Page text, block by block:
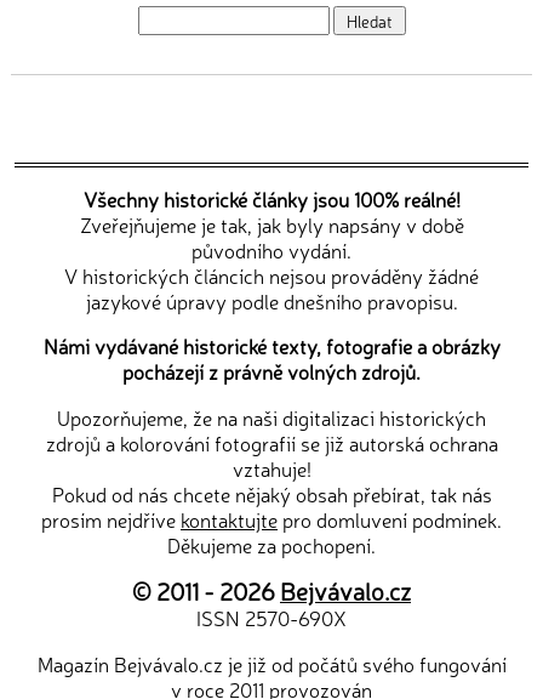
Všechny historické články jsou 100% reálné!
Zveřejňujeme je tak, jak byly napsány v době
původního vydání.
V historických článcích nejsou prováděny žádné
jazykové úpravy podle dnešního pravopisu.
Námi vydávané historické texty, fotografie a obrázky
pocházejí z právně volných zdrojů.
Upozorňujeme, že na naši digitalizaci historických
zdrojů a kolorování fotografií se již autorská ochrana
vztahuje!
Pokud od nás chcete nějaký obsah přebírat, tak nás
prosím nejdříve kontaktujte pro domluvení podmínek.
Děkujeme za pochopení.
© 2011 - 2026Bejvávalo.cz
ISSN 2570-690X
Magazín Bejvávalo.cz je již od počátů svého fungování
v roce 2011 provozován